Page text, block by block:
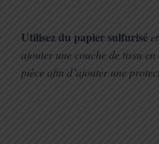
Utilisez du papier sulfurisé
ajouter une couche de tissu
pièce afin d’ajouter une